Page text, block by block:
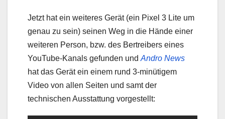
Jetzt hat ein weiteres Gerät (ein Pixel 3 Lite um
genau zu sein) seinen Weg in die Hände einer
weiteren Person, bzw. des Bertreibers eines
YouTube-Kanals gefunden und Andro News
hat das Gerät ein einem rund 3-minütigem
Video von allen Seiten und samt der
technischen Ausstattung vorgestellt: